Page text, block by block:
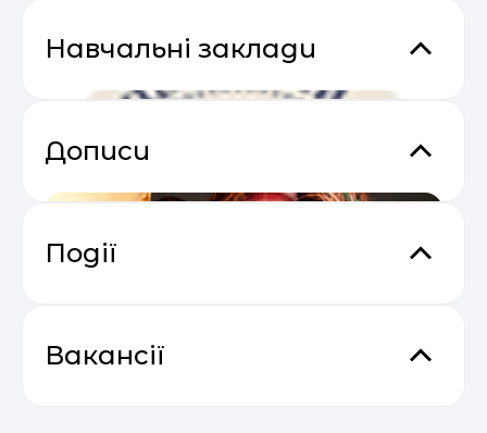
Навчальні заклади
Дописи
Події
Вакансії